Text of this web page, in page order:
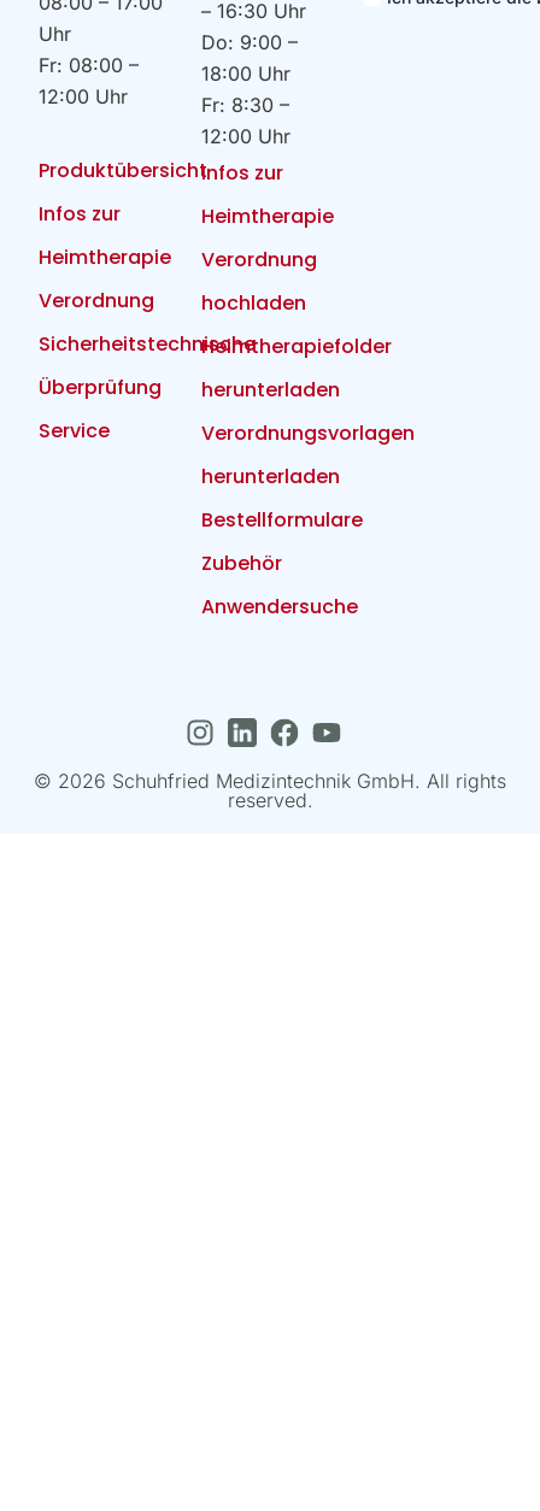
Uhr
Fr: 08:00 –
12:00 Uhr
Produktübersicht
Infos zur
Heimtherapie
Verordnung
Sicherheitstechnische
Überprüfung
Service
– 16:30 Uhr
Do: 9:00 –
18:00 Uhr
Fr: 8:30 –
12:00 Uhr
Infos zur
Heimtherapie
Verordnung
hochladen
Heimtherapiefolder
herunterladen
Verordnungsvorlagen
herunterladen
Bestellformulare
Zubehör
Anwendersuche
© 2026 Schuhfried Medizintechnik GmbH. All rights
reserved.